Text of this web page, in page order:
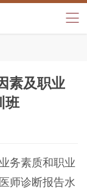
素及职业
班
务素质和职业
师诊断报告水